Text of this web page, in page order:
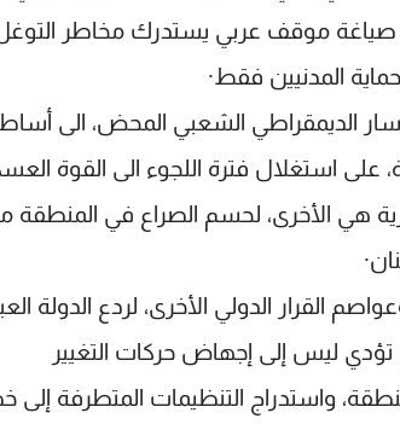
صياغة موقف عربي يستدرك مخاطر
المدنيين فقط·
الديمقراطي الشعبي المحض، الى
على استغلال فترة اللجوء الى القوة
هي الأخرى، لحسم الصراع في المنطقة
القرار الدولي الأخرى، لردع الدولة
ليس إلى إجهاض حركات التغيير
واستدراج التنظيمات المتطرفة